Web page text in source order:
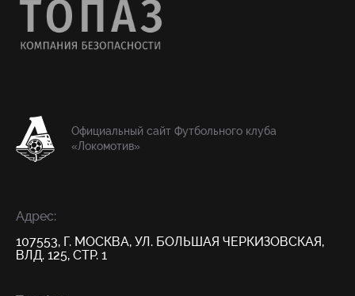
Официальный сайт Футбольного клуба
«Локомотив»
Адрес:
107553, Г. МОСКВА, УЛ. БОЛЬШАЯ ЧЕРКИЗОВСКАЯ,
ВЛД. 125, СТР. 1